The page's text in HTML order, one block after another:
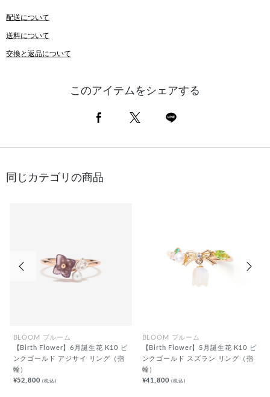
配送について
送料について
交換と返品について
このアイテムをシェアする
同じカテゴリの商品
BLOOM ブルーム
【Birth Flower】6月誕生花 K10 ピ
ンクゴールド アジサイ リング（指
輪）
¥52,800(税込)
BLOOM ブルーム
【Birth Flower】5月誕生花 K10 ピ
ンクゴールド スズラン リング（指
輪）
¥41,800(税込)
前の画像